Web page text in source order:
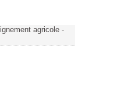
agricole -